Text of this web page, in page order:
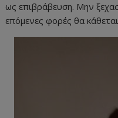
ως επιβράβευση. Μην
επόμενες φορές θα